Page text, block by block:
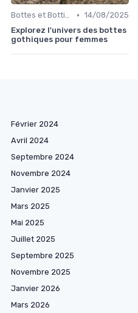
Bottes et Bottines • 14/08/2025
Explorez l'univers des bottes
gothiques pour femmes
Février 2024
Avril 2024
Septembre 2024
Novembre 2024
Janvier 2025
Mars 2025
Mai 2025
Juillet 2025
Septembre 2025
Novembre 2025
Janvier 2026
Mars 2026